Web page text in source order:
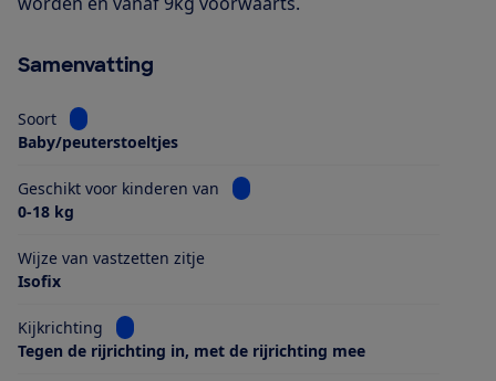
Samenvatting
Soort
Bekijk informatie voor Soort
Baby/peuterstoeltjes
Geschikt voor kinderen van
Bekijk informatie voor Geschikt
0-18 kg
Wijze van vastzetten zitje
Isofix
Kijkrichting
Bekijk informatie voor Kijkrichting
Tegen de rijrichting in, met de rijrichting mee